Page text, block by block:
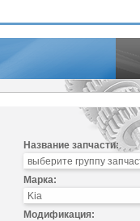
Название запчасти:
Марка:
Модификация: